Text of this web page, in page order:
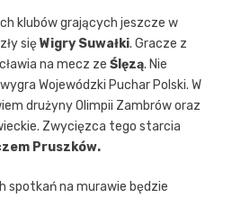
klubów grających jeszcze w
sięWigry Suwałki. Gracze z
na mecz ze Ślęzą. Nie
Wojewódzki Puchar Polski. W
drużyny Olimpii Zambrów oraz
Zwycięzca tego starcia
Pruszków.
spotkań na murawie będzie